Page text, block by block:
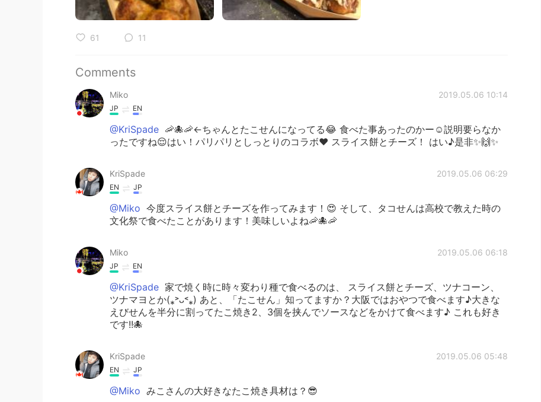
61 11
Comments
Miko 2019.05.06 10:14
JP EN
@KriSpade 🦐🐙🦐←ちゃんとたこせんになってる😂 食べた事あったのかー☺説明要らなか
ったですね😌はい！パリパリとしっとりのコラボ❤ スライス餅とチーズ！ はい♪是非✨🙌✨
KriSpade 2019.05.06 06:29
EN JP
@Miko 今度スライス餅とチーズを作ってみます！😍 そして、タコせんは高校で教えた時の
文化祭で食べたことがあります！美味しいよね🦐🐙🦐
Miko 2019.05.06 06:18
JP EN
@KriSpade 家で焼く時に時々変わり種で食べるのは、 スライス餅とチーズ、ツナコーン、
ツナマヨとか(⁎˃ᴗ˂⁎) あと、「たこせん」知ってますか？大阪ではおやつで食べます♪大きな
えびせんを半分に割ってたこ焼き2、3個を挟んでソースなどをかけて食べます♪ これも好き
です!!🐙
KriSpade 2019.05.06 05:48
EN JP
@Miko みこさんの大好きなたこ焼き具材は？😎